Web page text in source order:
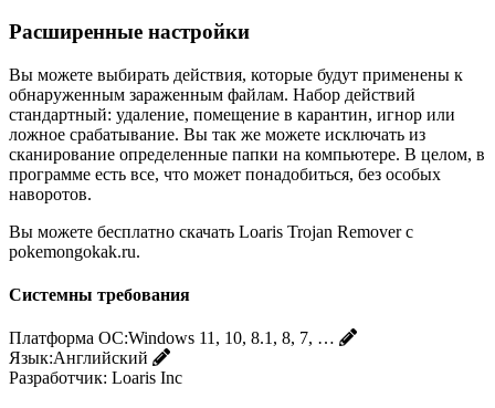
Расширенные настройки
Вы можете выбирать действия, которые будут применены к
обнаруженным зараженным файлам. Набор действий
стандартный: удаление, помещение в карантин, игнор или
ложное срабатывание. Вы так же можете исключать из
сканирование определенные папки на компьютере. В целом, в
программе есть все, что может понадобиться, без особых
наворотов.
Вы можете бесплатно скачать Loaris Trojan Remover с
pokemongokak.ru.
Системны требования
Платформа ОС:Windows 11, 10, 8.1, 8, 7, …
Язык:Английский
Разработчик: Loaris Inc